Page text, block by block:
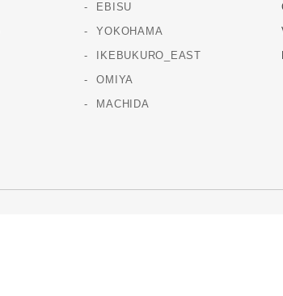
EBISU
YOKOHAMA
IKEBUKURO_EAST
OMIYA
MACHIDA